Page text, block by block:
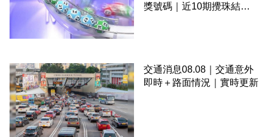
獎號碼｜近10期攪珠結果
交通消息08.08｜交通意外
即時＋路面情況｜實時更新